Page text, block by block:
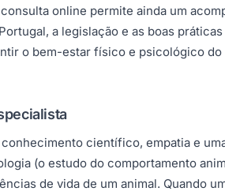
online permite ainda um
a legislação e as boas
o bem-estar físico e psicológico
científico, empatia e
(o estudo do comportamento
de vida de um animal. Quando